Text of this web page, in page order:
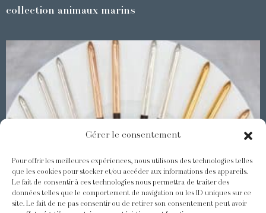
Gérer le consentement
Pour offrir les meilleures expériences, nous utilisons des technologies telles
que les cookies pour stocker et/ou accéder aux informations des appareils.
Le fait de consentir à ces technologies nous permettra de traiter des
données telles que le comportement de navigation ou les ID uniques sur ce
site. Le fait de ne pas consentir ou de retirer son consentement peut avoir
collection animaux marins
Les Baguettes Asiatiques Odiot